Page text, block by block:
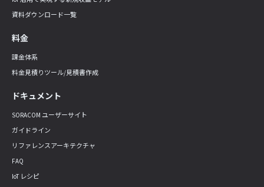
資料ダウンロード一覧
料金
課金体系
料金見積りツール/見積書作成
ドキュメント
SORACOM ユーザーサイト
ガイドライン
リファレンスアーキテクチャ
FAQ
IoT レシピ